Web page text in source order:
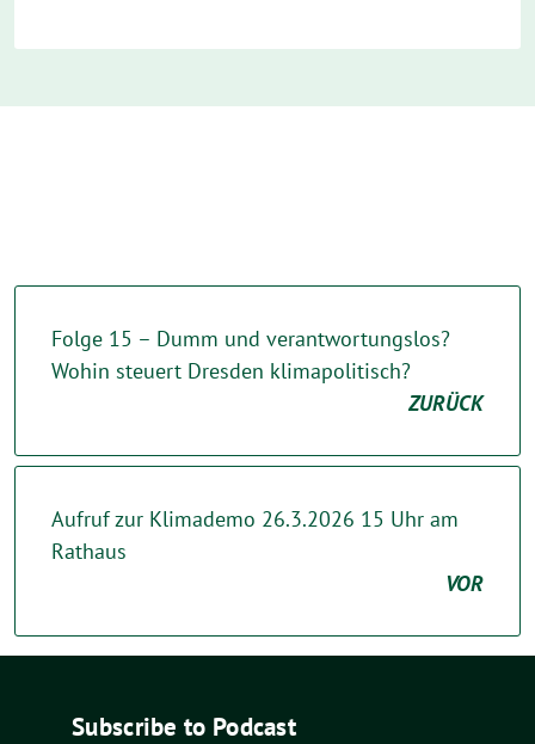
Folge 15 – Dumm und verantwortungslos?
Wohin steuert Dresden klimapolitisch?
ZURÜCK
Aufruf zur Klimademo 26.3.2026 15 Uhr am
Rathaus
VOR
Subscribe to Podcast